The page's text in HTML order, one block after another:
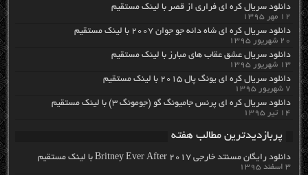
دانلود سریال کره ای فراری از قصر با لینک مستقیم
۱۲ مهر ۱۳۹۵
دانلود سریال کره ای شاه دائه جو جوان ۲۰۰۷ با لینک مستقیم
۲۰ شهریور ۱۳۹۵
دانلود سریال عشق عقاب های مبارز با لینک مستقیم
۱۳ شهریور ۱۳۹۵
دانلود سریال کره ای یونگ پال ۲۰۱۵ با لینک مستقیم
۷ شهریور ۱۳۹۵
دانلود سریال کره ای پرنس جامیونگ گو (جومونگ ۳) با لینک مستقیم
۱۴ تیر ۱۳۹۵
پربازدیدترین مطالب هفته
دانلود رایگان مسنتد خارجی Britney Ever After 2017 با لینک مستقیم
۳ اسفند ۱۳۹۵